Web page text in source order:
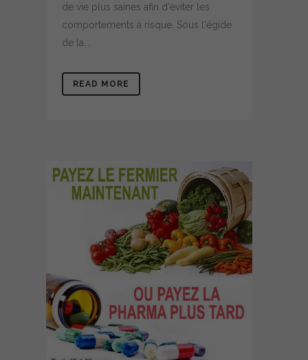
de vie plus saines afin d'éviter les
comportements à risque. Sous l'égide
de la...
READ MORE